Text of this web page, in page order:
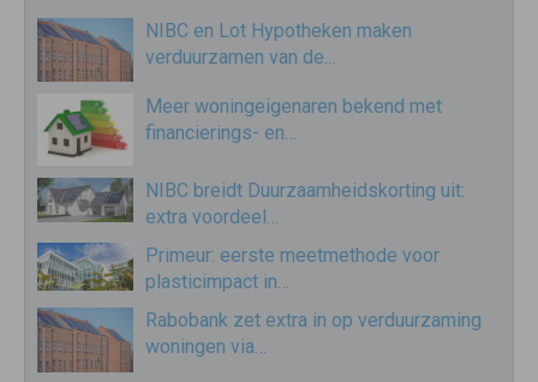
NIBC en Lot Hypotheken maken
verduurzamen van de…
Meer woningeigenaren bekend met
financierings- en…
NIBC breidt Duurzaamheidskorting uit:
extra voordeel…
Primeur: eerste meetmethode voor
plasticimpact in…
Rabobank zet extra in op verduurzaming
woningen via…